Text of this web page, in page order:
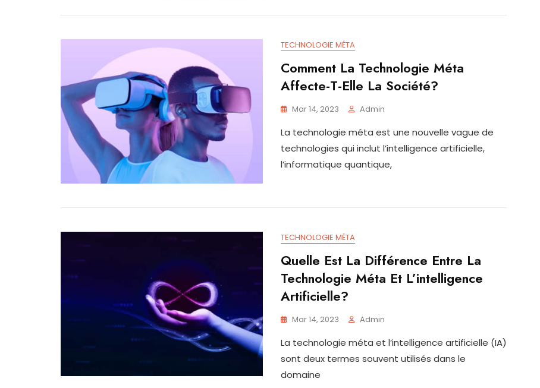
TECHNOLOGIE MÉTA
Comment La Technologie Méta
Affecte-T-Elle La Société?
Mar 14, 2023 Admin
La technologie méta est une nouvelle vague de
technologies qui inclut l’intelligence artificielle,
l’informatique quantique,
TECHNOLOGIE MÉTA
Quelle Est La Différence Entre La
Technologie Méta Et L’intelligence
Artificielle?
Mar 14, 2023 Admin
La technologie méta et l’intelligence artificielle (IA)
sont deux termes souvent utilisés dans le
domaine